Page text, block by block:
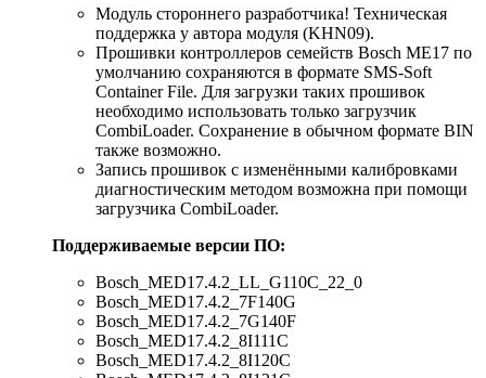
Модуль стороннего разработчика! Техническая
поддержка у автора модуля (KHN09).
Прошивки контроллеров семейств Bosch МE17 по
умолчанию сохраняются в формате SMS-Soft
Container File. Для загрузки таких прошивок
необходимо использовать только загрузчик
CombiLoader. Сохранение в обычном формате BIN
также возможно.
Запись прошивок с изменёнными калибровками
диагностическим методом возможна при помощи
загрузчика CombiLoader.
Поддерживаемые версии ПО:
Bosch_MED17.4.2_LL_G110C_22_0
Bosch_MED17.4.2_7F140G
Bosch_MED17.4.2_7G140F
Bosch_MED17.4.2_8I111C
Bosch_MED17.4.2_8I120C